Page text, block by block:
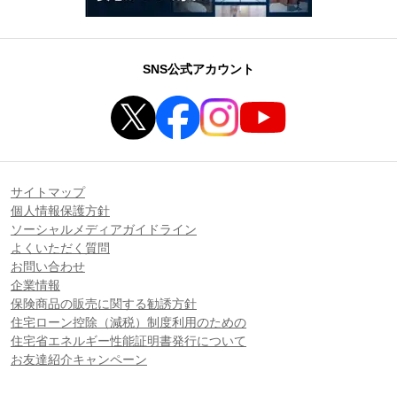
SNS公式アカウント
サイトマップ
個人情報保護方針
ソーシャルメディアガイドライン
よくいただく質問
お問い合わせ
企業情報
保険商品の販売に関する勧誘方針
住宅ローン控除（減税）制度利用のための
住宅省エネルギー性能証明書発行について
お友達紹介キャンペーン